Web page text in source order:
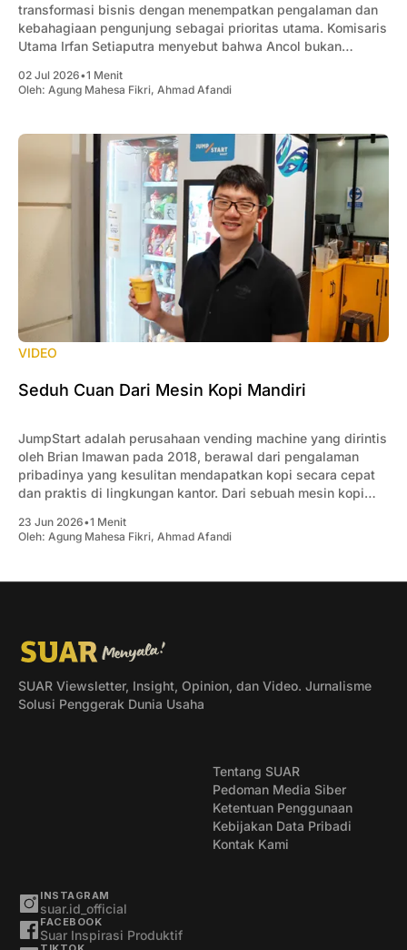
transformasi bisnis dengan menempatkan pengalaman dan
kebahagiaan pengunjung sebagai prioritas utama. Komisaris
Utama Irfan Setiaputra menyebut bahwa Ancol bukan
pengalaman yang membuat pengunjung ingin kembali.
Menurutnya, keberhasilan transformasi tidak hanya
perubahan
02 Jul 2026•1 Menit
Oleh: Agung Mahesa Fikri, Ahmad Afandi
VIDEO
Seduh Cuan Dari Mesin Kopi Mandiri
JumpStart adalah perusahaan vending machine yang dirintis
oleh Brian Imawan pada 2018, berawal dari pengalaman
pribadinya yang kesulitan mendapatkan kopi secara cepat
dan praktis di lingkungan kantor. Dari sebuah mesin kopi
ini berkembang menjadi jaringan vending machine dengan
ribuan titik layanan di berbagai
23 Jun 2026•1 Menit
Oleh: Agung Mahesa Fikri, Ahmad Afandi
SUAR Viewsletter, Insight, Opinion, dan Video. Jurnalisme
Solusi Penggerak Dunia Usaha
Tentang SUAR
Pedoman Media Siber
Ketentuan Penggunaan
Kebijakan Data Pribadi
Kontak Kami
INSTAGRAM
suar.id_official
FACEBOOK
Suar Inspirasi Produktif